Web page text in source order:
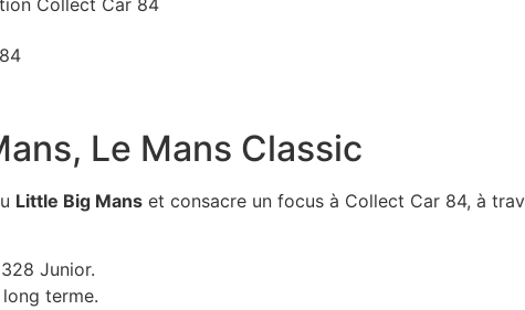
Le Mans Classic
Little Big Mans et consacre un focus à Collect Car 84, à
Junior.
terme.